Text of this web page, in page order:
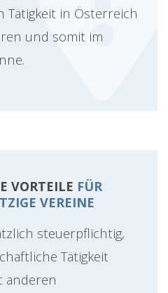
Tätigkeit in Österreich
und somit im
VORTEILE FÜR
VEREINE
steuerpflichtig,
Tätigkeit
anderen